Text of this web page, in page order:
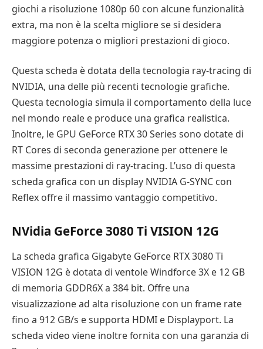
giochi a risoluzione 1080p 60 con alcune funzionalità
extra, ma non è la scelta migliore se si desidera
maggiore potenza o migliori prestazioni di gioco.
Questa scheda è dotata della tecnologia ray-tracing di
NVIDIA, una delle più recenti tecnologie grafiche.
Questa tecnologia simula il comportamento della luce
nel mondo reale e produce una grafica realistica.
Inoltre, le GPU GeForce RTX 30 Series sono dotate di
RT Cores di seconda generazione per ottenere le
massime prestazioni di ray-tracing. L’uso di questa
scheda grafica con un display NVIDIA G-SYNC con
Reflex offre il massimo vantaggio competitivo.
NVidia GeForce 3080 Ti VISION 12G
La scheda grafica Gigabyte GeForce RTX 3080 Ti
VISION 12G è dotata di ventole Windforce 3X e 12 GB
di memoria GDDR6X a 384 bit. Offre una
visualizzazione ad alta risoluzione con un frame rate
fino a 912 GB/s e supporta HDMI e Displayport. La
scheda video viene inoltre fornita con una garanzia di